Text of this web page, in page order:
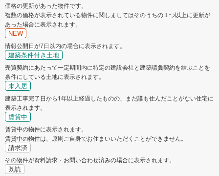
価格の更新があった物件です。
複数の価格が表示されている物件に関しましてはそのうちの１つ以上に更新が
あった場合に表示されます。
NEW
情報公開日が7日以内の場合に表示されます。
建築条件付き土地
売買契約にあたって一定期間内に特定の建設会社と建築請負契約を結ぶことを
条件にしている土地に表示されます。
未入居
建築工事完了日から1年以上経過したものの、まだ誰も住んだことがない住宅に
表示されます。
賃貸中
賃貸中の物件に表示されます。
賃貸中の物件は、原則ご自身でお住まいいただくことができません。
請求済
その物件が資料請求・お問い合わせ済みの場合に表示されます。
既読